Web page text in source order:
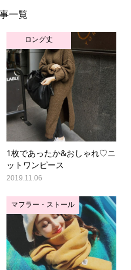
一覧
ロング丈
1枚であったか&おしゃれ♡ニ
ットワンピース
2019.11.06
マフラー・ストール